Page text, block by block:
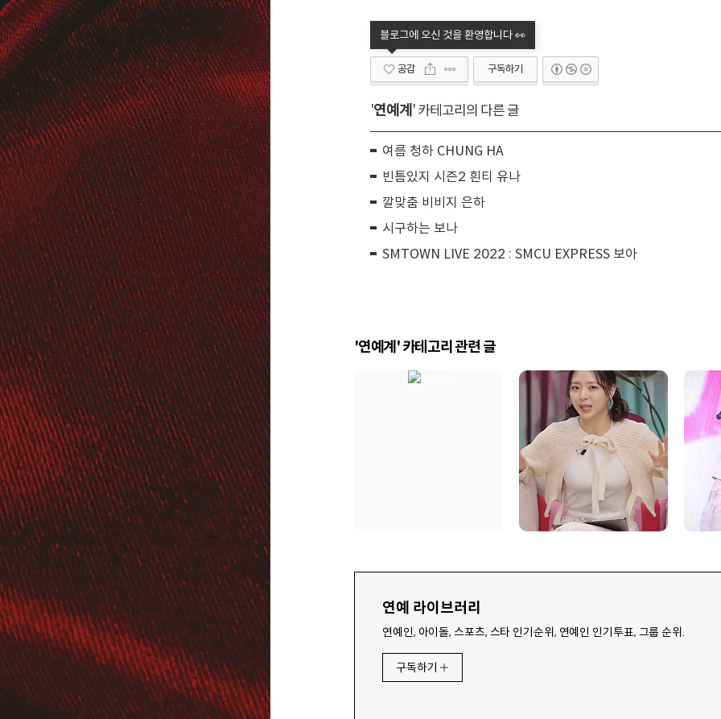
공감 구독하기
'연예계 ' 카테고리의 다른 글
여름 청하 CHUNG HA
빈틈있지 시즌2 흰티 유나
깔맞춤 비비지 은하
시구하는 보나
SMTOWN LIVE 2022 : SMCU EXPRESS 보아
'연예계' 카테고리 관련 글
연예 라이브러리
연예인, 아이돌, 스포츠, 스타 인기순위, 연예인 인기투표, 그룹 순위.
구독하기